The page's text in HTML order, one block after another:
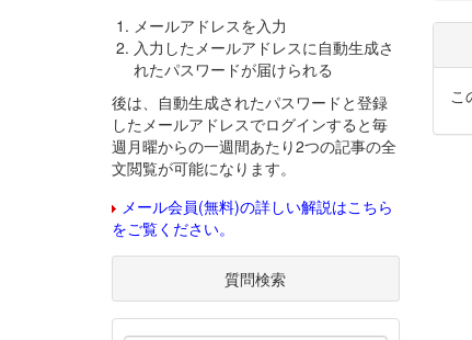
こ
メールアドレスを入力
入力したメールアドレスに自動生成さ
れたパスワードが届けられる
後は、自動生成されたパスワードと登録
したメールアドレスでログインすると毎
週月曜からの一週間あたり2つの記事の全
文閲覧が可能になります。
メール会員(無料)の詳しい解説はこちら
をご覧ください。
質問検索